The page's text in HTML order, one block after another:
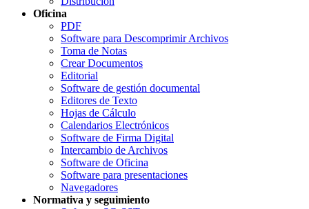
Oficina
PDF
Software para Descomprimir Archivos
Toma de Notas
Crear Documentos
Editorial
Software de gestión documental
Editores de Texto
Hojas de Cálculo
Calendarios Electrónicos
Software de Firma Digital
Intercambio de Archivos
Software de Oficina
Software para presentaciones
Navegadores
Normativa y seguimiento